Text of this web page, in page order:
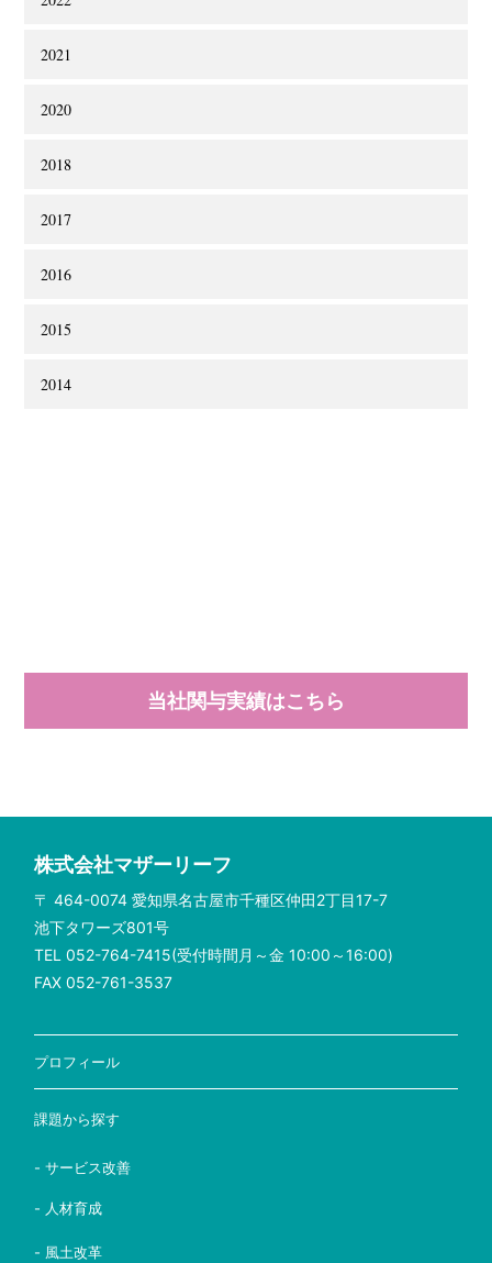
2021
2020
2018
2017
2016
2015
2014
当社関与実績はこちら
株式会社マザーリーフ
〒 464-0074 愛知県名古屋市千種区仲田2丁目17-7
池下タワーズ801号
TEL 052-764-7415(受付時間月～金 10:00～16:00)
FAX 052-761-3537
プロフィール
課題から探す
- サービス改善
- 人材育成
- 風土改革